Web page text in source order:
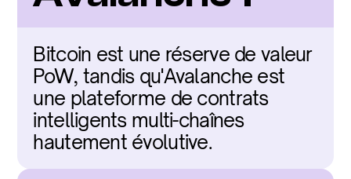
Bitcoin est une réserve de valeur
PoW, tandis qu'Avalanche est
une plateforme de contrats
intelligents multi-chaînes
hautement évolutive.